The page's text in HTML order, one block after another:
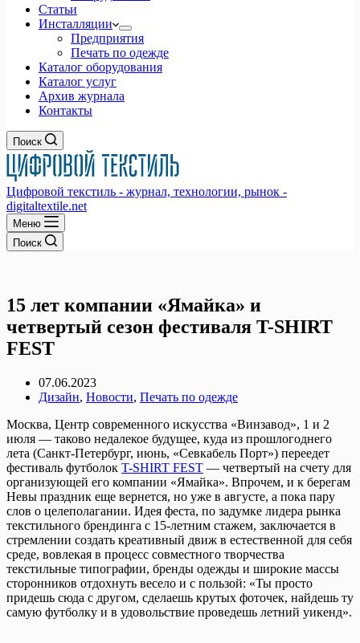
Статьи
Инсталляции
Предприятия
Печать по одежде
Каталог оборудования
Каталог услуг
Архив журнала
Контакты
Поиск
Цифровой текстиль - журнал, технологии, рынок -
digitaltextile.net
Меню
Поиск
15 лет компании «Ямайка» и
четвертый сезон фестиваля T-SHIRT
FEST
07.06.2023
Дизайн, Новости, Печать по одежде
Москва, Центр современного искусства «Винзавод», 1 и 2
июля — таково недалекое будущее, куда из прошлогоднего
лета (Санкт-Петербург, июнь, «Севкабель Порт») переедет
фестиваль футболок T-SHIRT FEST — четвертый на счету для
организующей его компании «Ямайка». Впрочем, и к берегам
Невы праздник еще вернется, но уже в августе, а пока пару
слов о целеполагании. Идея феста, по задумке лидера рынка
текстильного брендинга c 15-летним стажем, заключается в
стремлении создать креативный движ в естественной для себя
среде, вовлекая в процесс совместного творчества
текстильные типографии, бренды одежды и широкие массы
сторонников отдохнуть весело и с пользой: «Ты просто
придешь сюда с другом, сделаешь крутых фоточек, найдешь ту
самую футболку и в удовольствие проведешь летний уикенд».